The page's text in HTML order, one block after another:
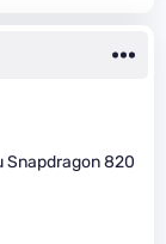
Snapdragon 820